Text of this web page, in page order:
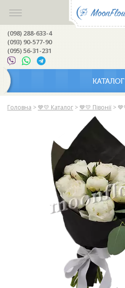
(098) 288-633-4
(093) 90-577-90
(095) 56-31-231
КАТАЛОГ
Головна > 💙💛 Каталог > 💙💛 Півонії >